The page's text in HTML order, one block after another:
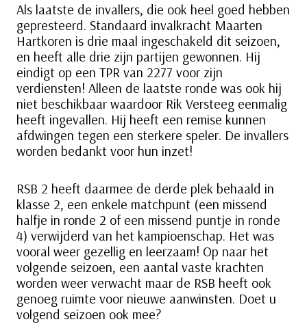
Als laatste de invallers, die ook heel goed hebben
gepresteerd. Standaard invalkracht Maarten
Hartkoren is drie maal ingeschakeld dit seizoen,
en heeft alle drie zijn partijen gewonnen. Hij
eindigt op een TPR van 2277 voor zijn
verdiensten! Alleen de laatste ronde was ook hij
niet beschikbaar waardoor Rik Versteeg eenmalig
heeft ingevallen. Hij heeft een remise kunnen
afdwingen tegen een sterkere speler. De invallers
worden bedankt voor hun inzet!
RSB 2 heeft daarmee de derde plek behaald in
klasse 2, een enkele matchpunt (een missend
halfje in ronde 2 of een missend puntje in ronde
4) verwijderd van het kampioenschap. Het was
vooral weer gezellig en leerzaam! Op naar het
volgende seizoen, een aantal vaste krachten
worden weer verwacht maar de RSB heeft ook
genoeg ruimte voor nieuwe aanwinsten. Doet u
volgend seizoen ook mee?